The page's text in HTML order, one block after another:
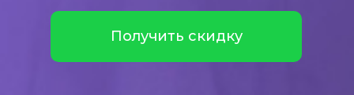
Получить скидку